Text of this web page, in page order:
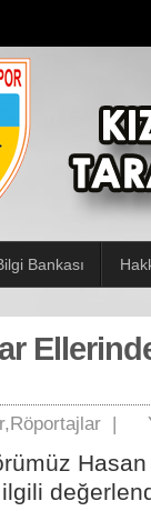
Bankası
,Röportajlar |